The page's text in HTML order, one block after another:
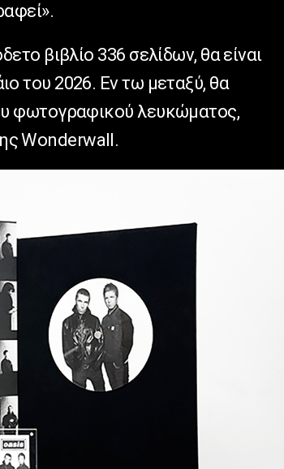
βιβλίο 336 σελίδων, θα είναι
του 2026. Εν τω μεταξύ, θα
φωτογραφικού λευκώματος,
Wonderwall.